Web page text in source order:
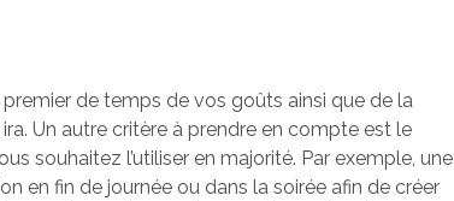
de temps de vos goûts ainsi que de la
Un autre critère à prendre en compte est le
souhaitez l’utiliser en majorité. Par exemple, une
en fin de journée ou dans la soirée afin de créer